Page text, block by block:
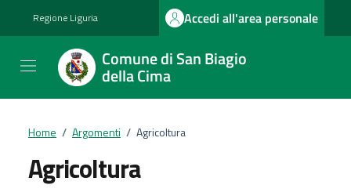
Regione Liguria Accedi all'area personale
Comune di San Biagio
della Cima
Home / Argomenti / Agricoltura
Agricoltura